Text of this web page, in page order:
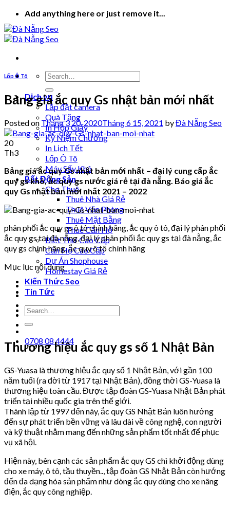
Skip
to
content
Add anything here or just remove it...
Dịch vụ
Lắp đặt camera
Quà Tặng
In Hộp Giấy
Kỷ Niệm Chương
In Lịch Tết
Lốp Ô Tô
Máy Sấy Khô
Bất Động Sản
Cho Thuê
Thuê Nhà Giá Rẻ
Thuê Văn Phòng
Thuê Mặt Bằng
Thuê Căn Hộ
Biệt Thự Cao Cấp
Căn Hộ Cao Cấp
Dự Án Shophouse
Homestay Giá Rẻ
Kiến Thức Seo
Tin Tức
0708 08 4444
Lốp Ô Tô
Bảng giá ắc quy Gs nhật bản mới nhất
Posted on Tháng 3 20, 2020Tháng 6 15, 2021 byĐà Nẵng Seo
20
Th3
Bảng giá ắc quy Gs nhật bản mới nhất – đại lý cung cấp ắc
quy gs khô, ắc quy gs nước giá rẻ tại đà nẵng. Báo giá ắc
quy Gs nhật bản mới nhất 2021 – 2022
phân phối ắc quy gs ô tô chính hãng, ắc quy ô tô, đại lý phân phối
ắc quy gs tại đà nẵng, đại lý phân phối ắc quy gs tại đà nẵng, ắc
quy gs chính hãng, ắc quy ô tô chính hãng
Mục lục nội dung
Thương hiệu ắc quy gs số 1 Nhật Bản
GS-Yuasa là thương hiệu ắc quy số 1 Nhật Bản, với gần 100
năm tuổi (ra đời từ 1917 tại Nhật Bản), đồng thời GS-Yuasa là
thương hiệu toàn cầu. Được tập đoàn GS-Yuasa Nhật Bản phát
triển tại nhiều quốc gia trên thế giới.
Thành lập từ 1997 đến này, ắc quy GS Nhật Bản luôn hướng
đến sự phát triển bền vững và lâu dài về công nghệ, con người
và kỹ thuật nhằm mang đến những sản phẩm tốt nhất để phục
vụ xã hội.
Hiện này, bên cạnh các sản phẩm ắc quy GS chì khởi động dùng
cho xe máy, ô tô, tầu thuyền.., tập đoàn GS Nhật Bản còn hướng
đến đa dạng hóa sản phẩm như dòng ắc quy dùng cho xe nâng
điện, ắc quy công nghiệp.